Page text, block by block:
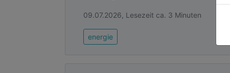
09.07.2026, Lesezeit ca. 3 Minuten
energie